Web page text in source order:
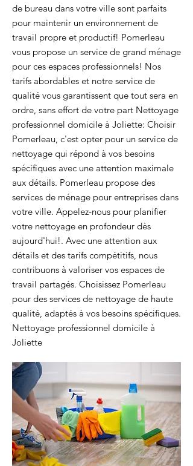
de bureau dans votre ville sont parfaits
pour maintenir un environnement de
travail propre et productif! Pomerleau
vous propose un service de grand ménage
pour ces espaces professionnels! Nos
tarifs abordables et notre service de
qualité vous garantissent que tout sera en
ordre, sans effort de votre part Nettoyage
professionnel domicile à Joliette: Choisir
Pomerleau, c'est opter pour un service de
nettoyage qui répond à vos besoins
spécifiques avec une attention maximale
aux détails. Pomerleau propose des
services de ménage pour entreprises dans
votre ville. Appelez-nous pour planifier
votre nettoyage en profondeur dès
aujourd'hui!. Avec une attention aux
détails et des tarifs compétitifs, nous
contribuons à valoriser vos espaces de
travail partagés. Choisissez Pomerleau
pour des services de nettoyage de haute
qualité, adaptés à vos besoins spécifiques.
Nettoyage professionnel domicile à
Joliette